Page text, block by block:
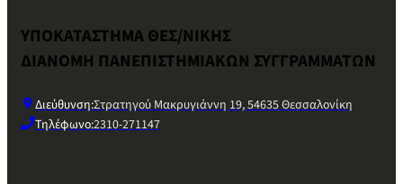
ΥΠΟΚΑΤΑΣΤΗΜΑ ΘΕΣ/ΝΙΚΗΣ
ΔΙΑΝΟΜΗ ΠΑΝΕΠΙΣΤΗΜΙΑΚΩΝ ΣΥΓΓΡΑΜΜΑΤΩΝ
Διεύθυνση:Στρατηγού Μακρυγιάννη 19, 54635 Θεσσαλονίκη
Τηλέφωνο:2310-271147